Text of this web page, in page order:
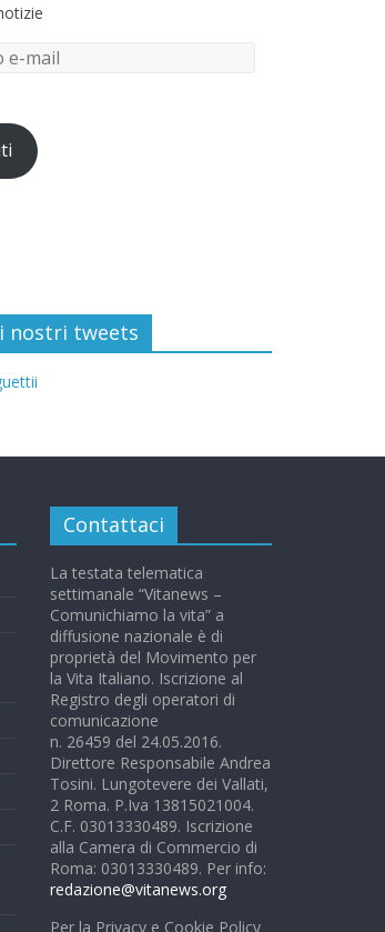
nostri tweets
Contattaci
La testata telematica
settimanale “Vitanews –
Comunichiamo la vita” a
diffusione nazionale è di
proprietà del Movimento per
la Vita Italiano. Iscrizione al
Registro degli operatori di
comunicazione
n. 26459 del 24.05.2016.
Direttore Responsabile Andrea
Tosini. Lungotevere dei Vallati,
2 Roma. P.Iva 13815021004.
C.F. 03013330489. Iscrizione
alla Camera di Commercio di
Roma: 03013330489. Per info:
redazione@vitanews.org
Per la Privacy e Cookie Policy